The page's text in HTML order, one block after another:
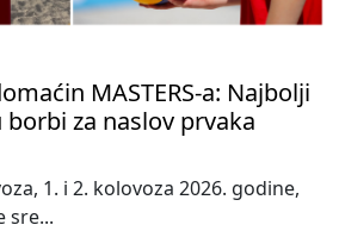
MASTERS-a: Najbolji
za naslov prvaka
1. i 2. kolovoza 2026. godine,
sre...